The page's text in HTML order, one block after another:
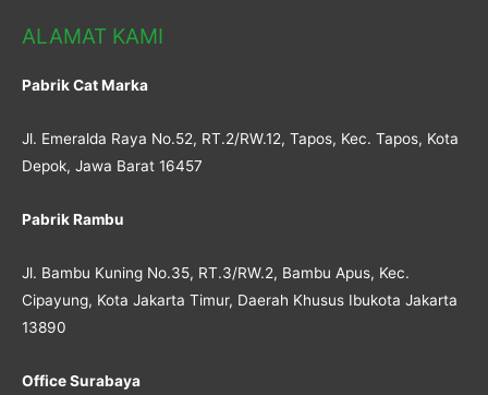
ALAMAT KAMI
Pabrik Cat Marka
Jl. Emeralda Raya No.52, RT.2/RW.12, Tapos, Kec. Tapos, Kota
Depok, Jawa Barat 16457
Pabrik Rambu
Jl. Bambu Kuning No.35, RT.3/RW.2, Bambu Apus, Kec.
Cipayung, Kota Jakarta Timur, Daerah Khusus Ibukota Jakarta
13890
Office Surabaya